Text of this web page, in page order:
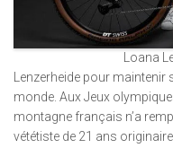
Loana
Lenzerheide pour maintenir
monde. Aux Jeux
montagne français n’a
vététiste de 21 ans